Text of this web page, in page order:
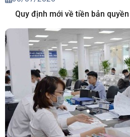
Quy định mới về tiền bản